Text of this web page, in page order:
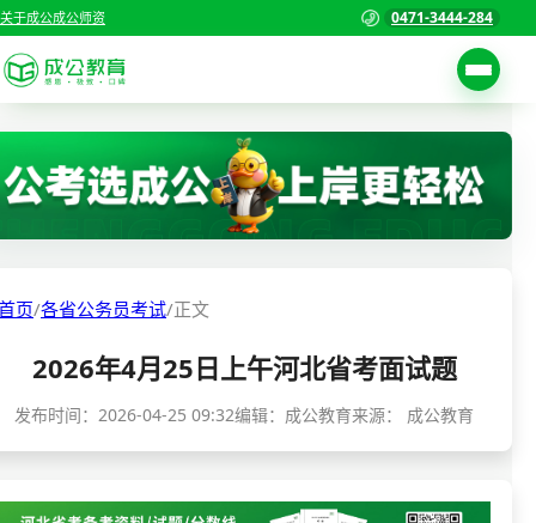
关于成公成公师资 0471-3444-284
考试公告
职位表
准考证打印
考试政策
成绩查询
分数线
首页
国家公务员考试
警察/辅警考试
教师资格/教师编制
页/各省公务员考试/正文
2026年4月25日上午河北省考面试题
发布时间： 2026-04-25 09:32编辑：成公教育来源： 成公教育